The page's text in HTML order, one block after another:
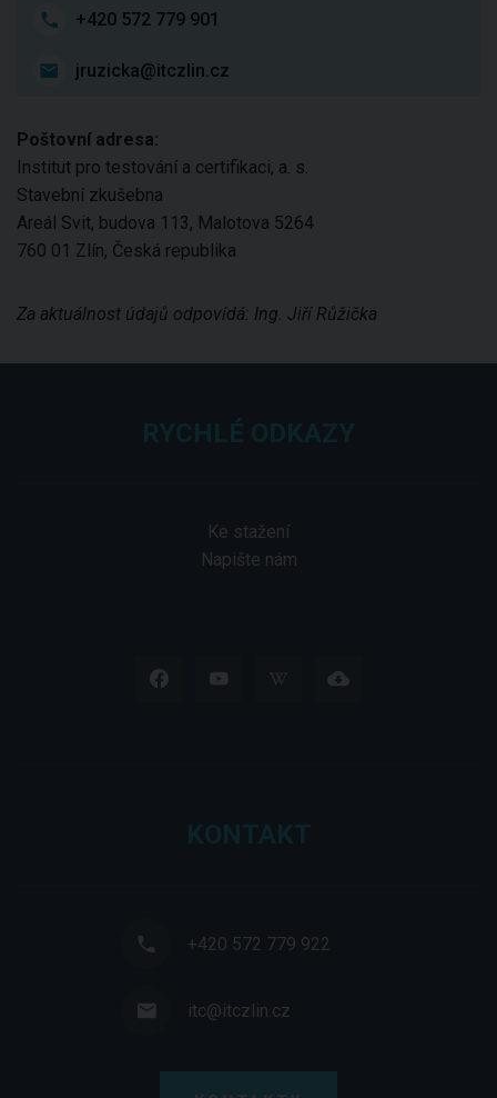
+420 572 779 901
jruzicka@itczlin.cz
Poštovní adresa:
Institut pro testování a certifikaci, a. s.
Stavební zkušebna
Areál Svit, budova 113, Malotova 5264
760 01 Zlín, Česká republika
Za aktuálnost údajů odpovídá: Ing. Jiří Růžička
Ke stažení
Napište nám
+420 572 779 922
itc@itczlin.cz